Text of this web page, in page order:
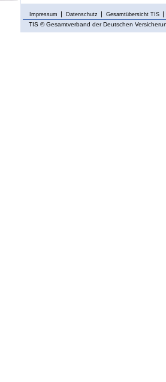
Impressum Datenschutz Gesamtübersicht TIS
TIS © Gesamtverband der Deutschen